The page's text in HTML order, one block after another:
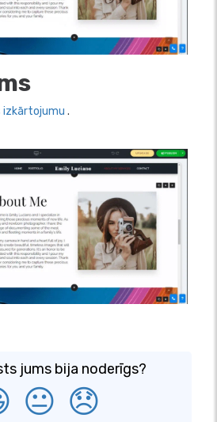
izkārtojumu .
jums bija noderīgs?
😐 😞